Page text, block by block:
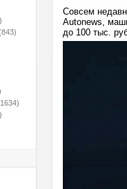
Совсем
Autonews,
до 100 тыс.